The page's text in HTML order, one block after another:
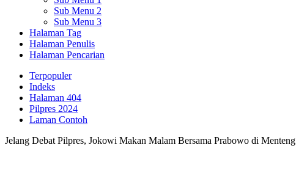
Sub Menu 2
Sub Menu 3
Halaman Tag
Halaman Penulis
Halaman Pencarian
Terpopuler
Indeks
Halaman 404
Pilpres 2024
Laman Contoh
Jelang Debat Pilpres, Jokowi Makan Malam Bersama Prabowo di Menteng